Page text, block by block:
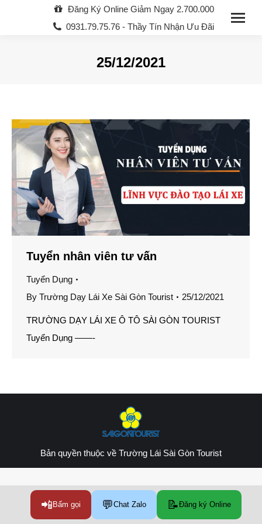
Đăng Ký Online Giảm Ngay 2.700.000
0931.79.75.76 - Thầy Tín Nhận Ưu Đãi
25/12/2021
Tuyển nhân viên tư vấn
Tuyển Dụng
By Trường Dạy Lái Xe Sài Gòn Tourist 25/12/2021
TRƯỜNG DẠY LÁI XE Ô TÔ SÀI GÒN TOURIST
Tuyển Dụng ——-
Bản quyền thuộc về Trường Lái Sài Gòn Tourist
📲 Bấm gọi 💬Chat Zalo 📝Đăng ký Online